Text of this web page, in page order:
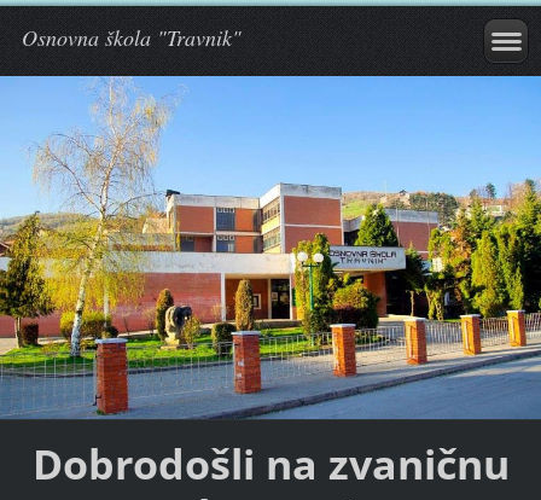
Osnovna škola "Travnik"
Dobrodošli na zvaničnu